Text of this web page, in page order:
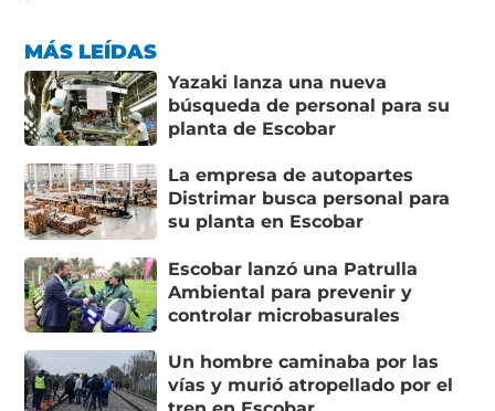
MÁS LEÍDAS
Yazaki lanza una nueva
búsqueda de personal para su
planta de Escobar
La empresa de autopartes
Distrimar busca personal para
su planta en Escobar
Escobar lanzó una Patrulla
Ambiental para prevenir y
controlar microbasurales
Un hombre caminaba por las
vías y murió atropellado por el